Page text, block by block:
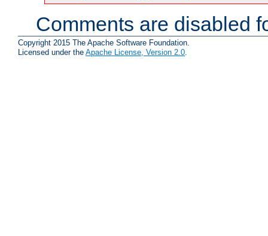
Comments are disabled
Copyright 2015 The Apache Software Foundation.
Licensed under the Apache License, Version 2.0.